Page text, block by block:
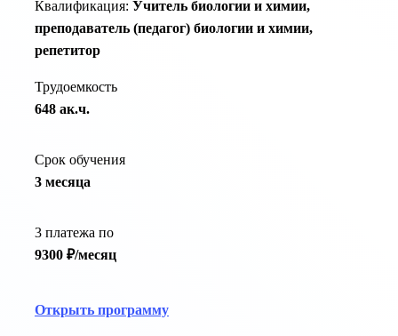
Квалификация: Учитель биологии и химии,
преподаватель (педагог) биологии и химии,
репетитор
Трудоемкость
648 ак.ч.
Срок обучения
3 месяца
3 платежа по
9300 ₽/месяц
Открыть программу